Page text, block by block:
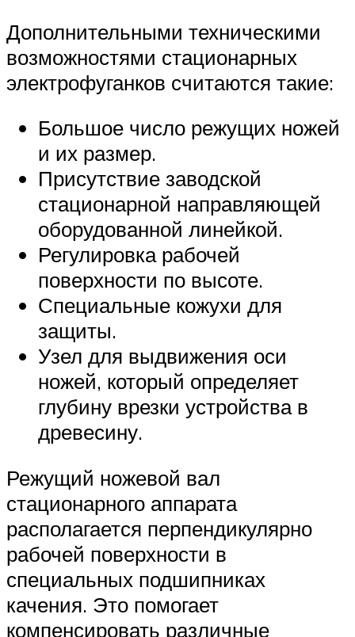
Дополнительными техническими
возможностями стационарных
электрофуганков считаются такие:
Большое число режущих ножей
и их размер.
Присутствие заводской
стационарной направляющей
оборудованной линейкой.
Регулировка рабочей
поверхности по высоте.
Специальные кожухи для
защиты.
Узел для выдвижения оси
ножей, который определяет
глубину врезки устройства в
древесину.
Режущий ножевой вал
стационарного аппарата
располагается перпендикулярно
рабочей поверхности в
специальных подшипниках
качения. Это помогает
компенсировать различные